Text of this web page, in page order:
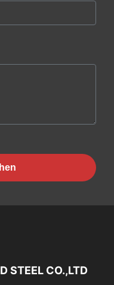
STEEL CO.,LTD